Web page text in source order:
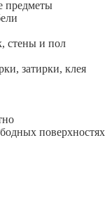
предметы
стены и пол
затирки, клея
поверхностях